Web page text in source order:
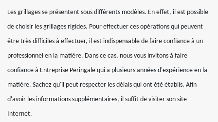
Les grillages se présentent sous différents modèles. En effet, il est possible
de choisir les grillages rigides. Pour effectuer ces opérations qui peuvent
être très difficiles à effectuer, il est indispensable de faire confiance à un
professionnel en la matière. Dans ce cas, nous vous invitons à faire
confiance à Entreprise Peringale qui a plusieurs années d'expérience en la
matière. Sachez qu'il peut respecter les délais qui ont été établis. Afin
d'avoir les informations supplémentaires, il suffit de visiter son site
Internet.